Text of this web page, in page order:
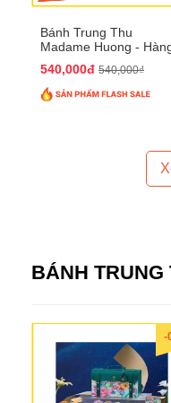
Bánh Trung Thu
Madame Huong -
540,000đ 540,000₫
BÁNH
-